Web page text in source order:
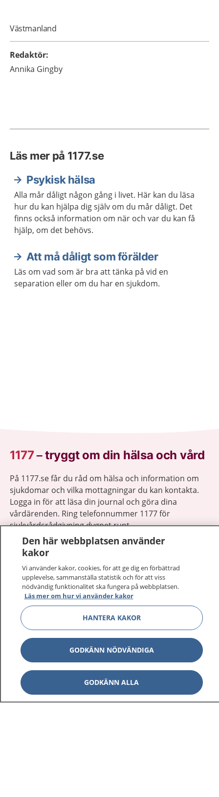
Västmanland
Redaktör:
Annika Gingby
Läs mer på 1177.se
Psykisk hälsa
Alla mår dåligt någon gång i livet. Här kan du läsa
hur du kan hjälpa dig själv om du mår dåligt. Det
finns också information om när och var du kan få
hjälp, om det behövs.
Att må dåligt som förälder
Läs om vad som är bra att tänka på vid en
separation eller om du har en sjukdom.
1177–tryggt om din hälsa och vård
På 1177.se får du råd om hälsa och information om
sjukdomar och vilka mottagningar du kan kontakta.
Logga in för att läsa din journal och göra dina
vårdärenden. Ring telefonnummer 1177 för
sjukvårdsrådgivning dygnet runt.
1177 ger dig råd när du vill må bättre.
Om 1177 Visa
Kontakt Visa
Behandling av personuppgifter
Den här webbplatsen använder
kakor
Vi använder kakor, cookies, för att ge dig en förbättrad
upplevelse, sammanställa statistik och för att viss
nödvändig funktionalitet ska fungera på webbplatsen.
Läs mer om hur vi använder kakor
HANTERA KAKOR
GODKÄNN NÖDVÄNDIGA
GODKÄNN ALLA